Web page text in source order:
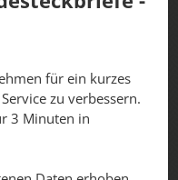
für ein kurzes
zu verbessern.
3 Minuten in